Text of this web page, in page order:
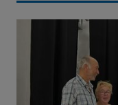
„Der Bedarf ist